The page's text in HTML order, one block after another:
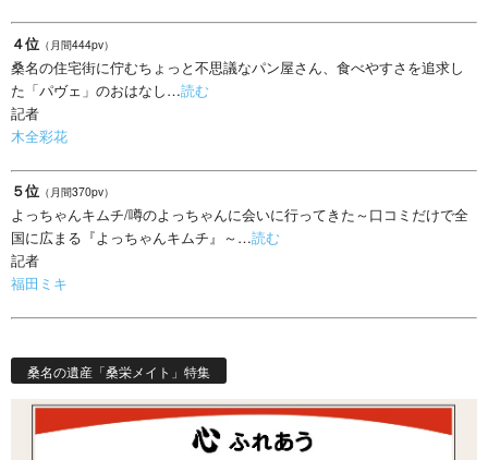
４位 （月間444pv）
桑名の住宅街に佇むちょっと不思議なパン屋さん、食べやすさを追求し
た「パヴェ」のおはなし…読む
記者
木全彩花
５位 （月間370pv）
よっちゃんキムチ/噂のよっちゃんに会いに行ってきた～口コミだけで全
国に広まる『よっちゃんキムチ』～…読む
記者
福田ミキ
桑名の遺産「桑栄メイト」特集